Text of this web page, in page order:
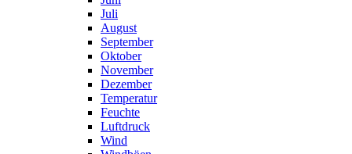
Juli
August
September
Oktober
November
Dezember
Temperatur
Feuchte
Luftdruck
Wind